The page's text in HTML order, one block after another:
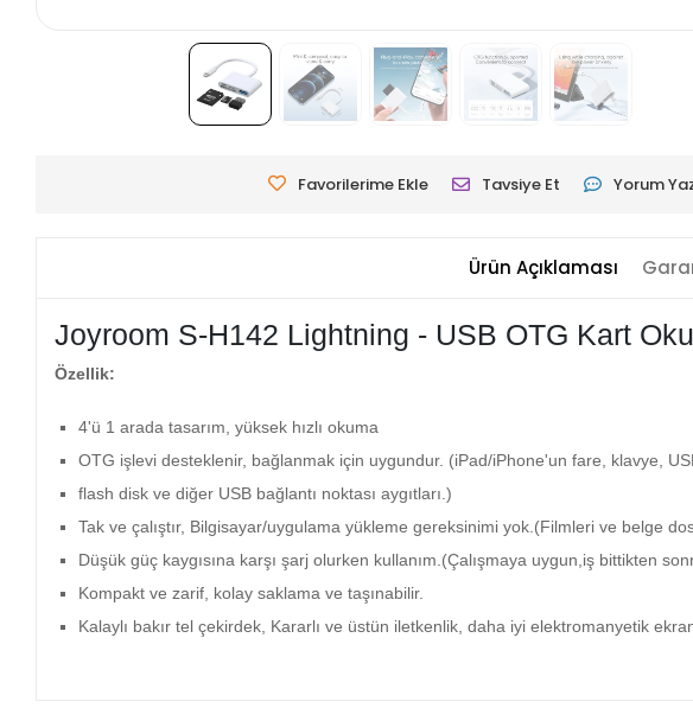
Favorilerime Ekle Tavsiye Et Yorum
Ürün Açıklaması
Joyroom S-H142 Lightning - USB OTG Kart
Özellik:
4'ü 1 arada tasarım, yüksek hızlı okuma
OTG işlevi desteklenir, bağlanmak için uygundur. (iPad/iPhone'un fare, klavye,
flash disk ve diğer USB bağlantı noktası aygıtları.)
Tak ve çalıştır, Bilgisayar/uygulama yükleme gereksinimi yok.(Filmleri ve belge
Düşük güç kaygısına karşı şarj olurken kullanım.(Çalışmaya uygun,iş bittikten
Kompakt ve zarif, kolay saklama ve taşınabilir.
Kalaylı bakır tel çekirdek, Kararlı ve üstün iletkenlik, daha iyi elektromanyetik